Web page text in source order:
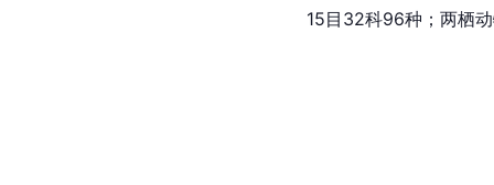
15目32科96种； 两栖